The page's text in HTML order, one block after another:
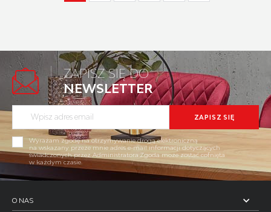
ZAPISZ SIĘ DO
NEWSLETTER
Wyrażam zgodę na otrzymywanie drogą elektroniczną
na wskazany przeze mnie adres e-mail informacji dotyczących
świadczonych przez Administratora.Zgoda może zostać cofnięta
w każdym czasie.
O NAS